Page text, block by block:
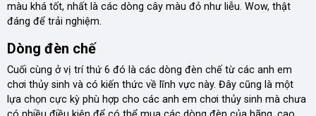
màu khá tốt, nhất là các dòng cây màu đỏ như liễu. Wow, thật
đáng để trải nghiệm.
Dòng đèn chế
Cuối cùng ở vị trí thứ 6 đó là các dòng đèn chế từ các anh em
chơi thủy sinh và có kiến thức về lĩnh vực này. Đây cũng là một
lựa chọn cực kỳ phù hợp cho các anh em chơi thủy sinh mà chưa